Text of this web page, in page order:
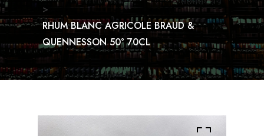
RHUM BLANC AGRICOLE BRAUD &
QUENNESSON 50° 70CL